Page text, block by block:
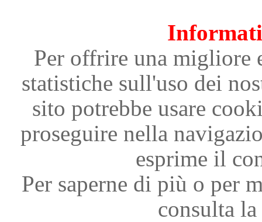
Per offrire una migliore
statistiche sull'uso dei
sito potrebbe usare
proseguire nella
esprime il
Per saperne di più o per
consulta